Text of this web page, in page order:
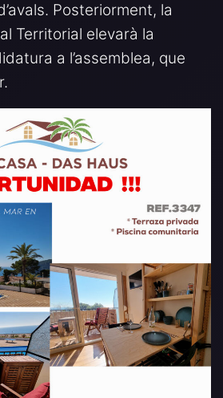
Posteriorment, la
Territorial elevarà la
a l’assemblea, que